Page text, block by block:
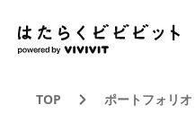
TOP ポートフォリオ